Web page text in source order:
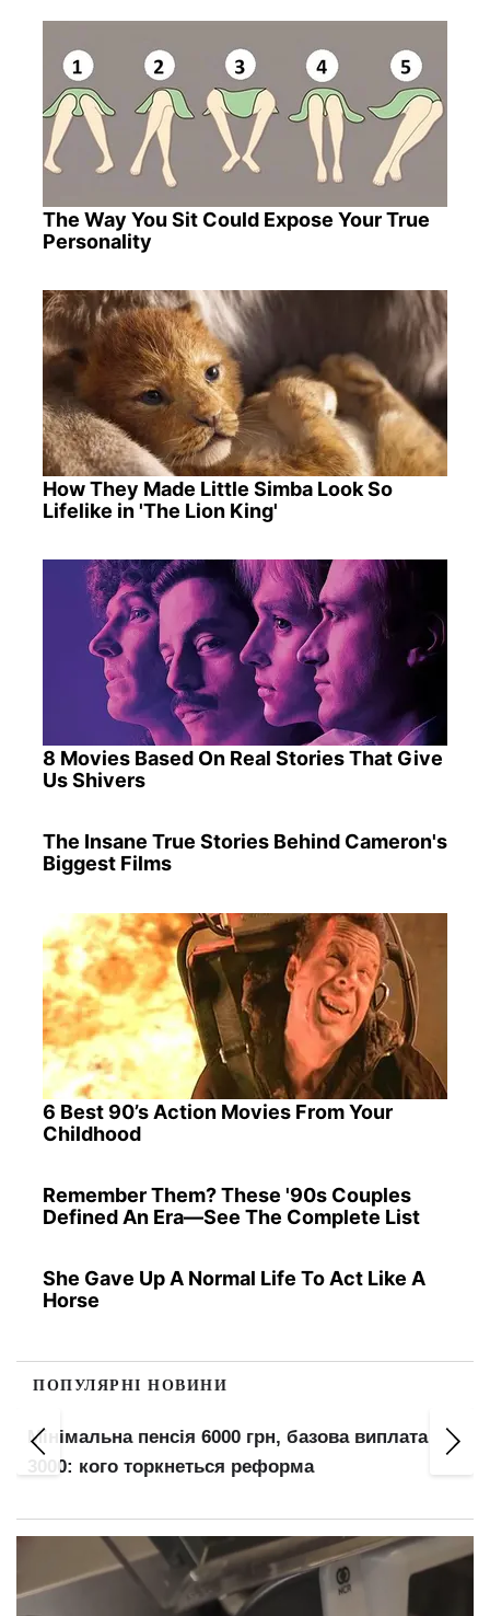
The Way You Sit Could Expose Your True
Personality
How They Made Little Simba Look So
Lifelike in 'The Lion King'
8 Movies Based On Real Stories That Give
Us Shivers
The Insane True Stories Behind Cameron's
Biggest Films
6 Best 90’s Action Movies From Your
Childhood
Remember Them? These '90s Couples
Defined An Era—See The Complete List
She Gave Up A Normal Life To Act Like A
Horse
ПОПУЛЯРНІ НОВИНИ
Мінімальна пенсія 6000 грн, базова виплата
3000: кого торкнеться реформа